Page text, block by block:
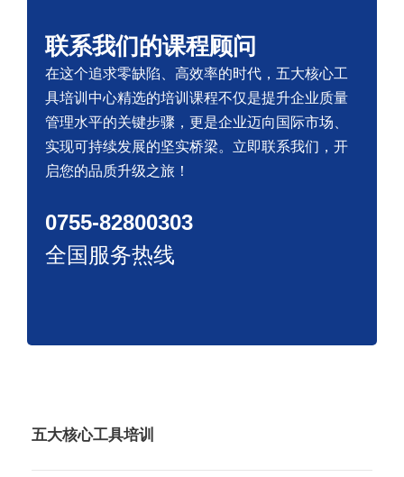
联系我们的课程顾问
在这个追求零缺陷、高效率的时代，五大核心工
具培训中心精选的培训课程不仅是提升企业质量
管理水平的关键步骤，更是企业迈向国际市场、
实现可持续发展的坚实桥梁。立即联系我们，开
启您的品质升级之旅！
0755-82800303
全国服务热线
五大核心工具培训